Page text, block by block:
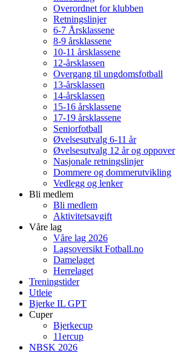
Overordnet for klubben
Retningslinjer
6-7 Årsklassene
8-9 årsklassene
10-11 årsklassene
12-årsklassen
Overgang til ungdomsfotball
13-årsklassen
14-årsklassen
15-16 årsklassene
17-19 årsklassene
Seniorfotball
Øvelsesutvalg 6-11 år
Øvelsesutvalg 12 år og oppover
Nasjonale retningslinjer
Dommere og dommerutvikling
Vedlegg og lenker
Bli medlem
Bli medlem
Aktivitetsavgift
Våre lag
Våre lag 2026
Lagsoversikt Fotball.no
Damelaget
Herrelaget
Treningstider
Utleie
Bjerke IL GPT
Cuper
Bjerkecup
11ercup
NBSK 2026